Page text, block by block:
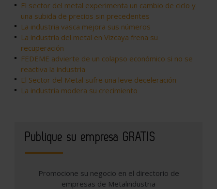
El sector del metal experimenta un cambio de ciclo y
una subida de precios sin precedentes
La industria vasca mejora sus números
La industria del metal en Vizcaya frena su
recuperación
FEDEME advierte de un colapso económico si no se
reactiva la industria
El Sector del Metal sufre una leve deceleración
La industria modera su crecimiento
Publique su empresa GRATIS
Promocione su negocio en el directorio de
empresas de Metalindustria